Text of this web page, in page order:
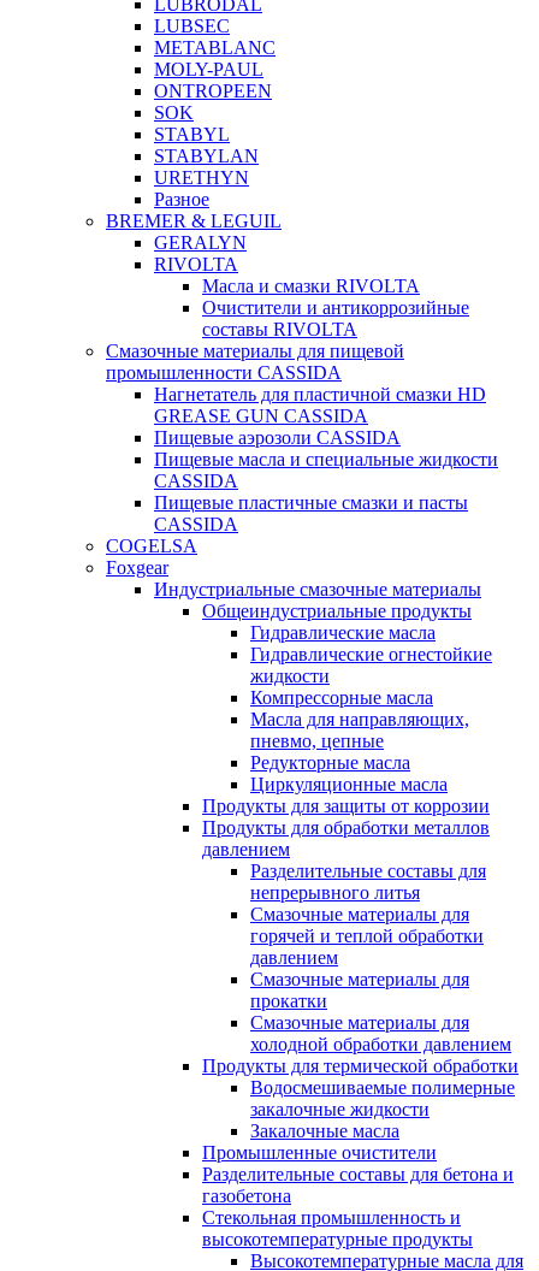
LUBRODAL
LUBSEC
METABLANC
MOLY-PAUL
ONTROPEEN
SOK
STABYL
STABYLAN
URETHYN
Разное
BREMER & LEGUIL
GERALYN
RIVOLTA
Масла и смазки RIVOLTA
Очистители и антикоррозийные
составы RIVOLTA
Смазочные материалы для пищевой
промышленности CASSIDA
Нагнетатель для пластичной смазки HD
GREASE GUN CASSIDA
Пищевые аэрозоли CASSIDA
Пищевые масла и специальные жидкости
CASSIDA
Пищевые пластичные смазки и пасты
CASSIDA
COGELSA
Foxgear
Индустриальные смазочные материалы
Общеиндустриальные продукты
Гидравлические масла
Гидравлические огнестойкие
жидкости
Компрессорные масла
Масла для направляющих,
пневмо, цепные
Редукторные масла
Циркуляционные масла
Продукты для защиты от коррозии
Продукты для обработки металлов
давлением
Разделительные составы для
непрерывного литья
Смазочные материалы для
горячей и теплой обработки
давлением
Смазочные материалы для
прокатки
Смазочные материалы для
холодной обработки давлением
Продукты для термической обработки
Водосмешиваемые полимерные
закалочные жидкости
Закалочные масла
Промышленные очистители
Разделительные составы для бетона и
газобетона
Стекольная промышленность и
высокотемпературные продукты
Высокотемпературные масла для